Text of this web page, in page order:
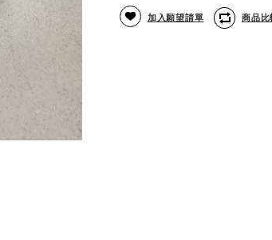
加入願望請單 商品比